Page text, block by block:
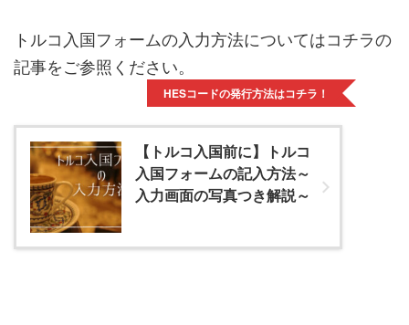
トルコ入国フォームの入力方法についてはコチラの
記事をご参照ください。
【トルコ入国前に】トルコ
入国フォームの記入方法～
入力画面の写真つき解説～
HESコードの発行方法はコチラ！